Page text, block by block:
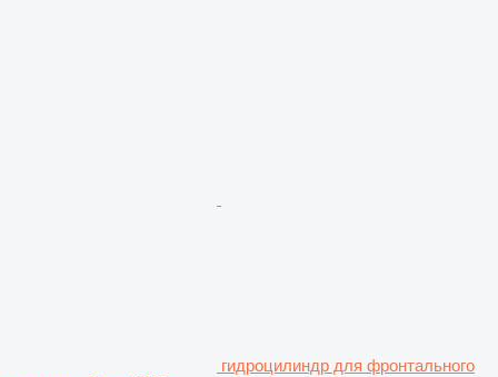
гидроцилиндр для фронтального